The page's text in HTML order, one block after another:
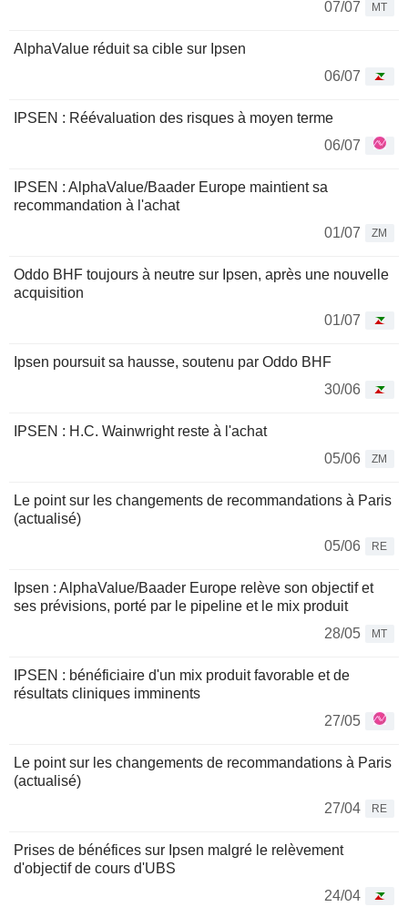
07/07 MT
AlphaValue réduit sa cible sur Ipsen
06/07
IPSEN : Réévaluation des risques à moyen terme
06/07
IPSEN : AlphaValue/Baader Europe maintient sa
recommandation à l'achat
01/07
ZM
Oddo BHF toujours à neutre sur Ipsen, après une nouvelle
acquisition
01/07
Ipsen poursuit sa hausse, soutenu par Oddo BHF
30/06
IPSEN : H.C. Wainwright reste à l'achat
05/06
ZM
Le point sur les changements de recommandations à Paris
(actualisé)
05/06
RE
Ipsen : AlphaValue/Baader Europe relève son objectif et
ses prévisions, porté par le pipeline et le mix produit
28/05
MT
IPSEN : bénéficiaire d'un mix produit favorable et de
résultats cliniques imminents
27/05
Le point sur les changements de recommandations à Paris
(actualisé)
27/04
RE
Prises de bénéfices sur Ipsen malgré le relèvement
d'objectif de cours d'UBS
24/04